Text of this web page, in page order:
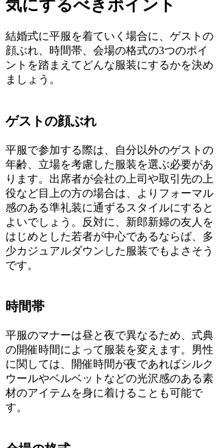
気にするべきポイント
結婚式に平服を着ていく場合に、ゲストの
顔ぶれ、時間帯、会場の格式の3つのポイ
ントを踏まえてどんな服装にするかを決め
ましょう。
ゲストの顔ぶれ
平服で参加する際は、自分以外のゲストの
年齢、立場を考慮した服装を選ぶ必要があ
ります。出席者が会社の上司や取引先の上
役など目上の方の場合は、よりフォーマル
感のある準礼装に通ずるスタイルにすると
よいでしょう。反対に、新郎新婦の友人を
はじめとした若者が中心であるならば、多
少カジュアルダウンした服装でもよさそう
です。
時間帯
平服のマナーは昼と夜で異なるため、式典
の開催時間によって服装を変えます。男性
に関しては、開催時間が夜であればシルク
ウールやベルベットなどの光沢感のある素
材のアイテムを身に着けることも可能で
す。